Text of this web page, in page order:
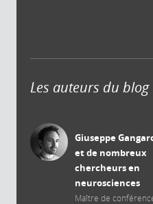
Les auteurs du blog
Giuseppe
et de nombreux
chercheurs en
neurosciences
Maître de